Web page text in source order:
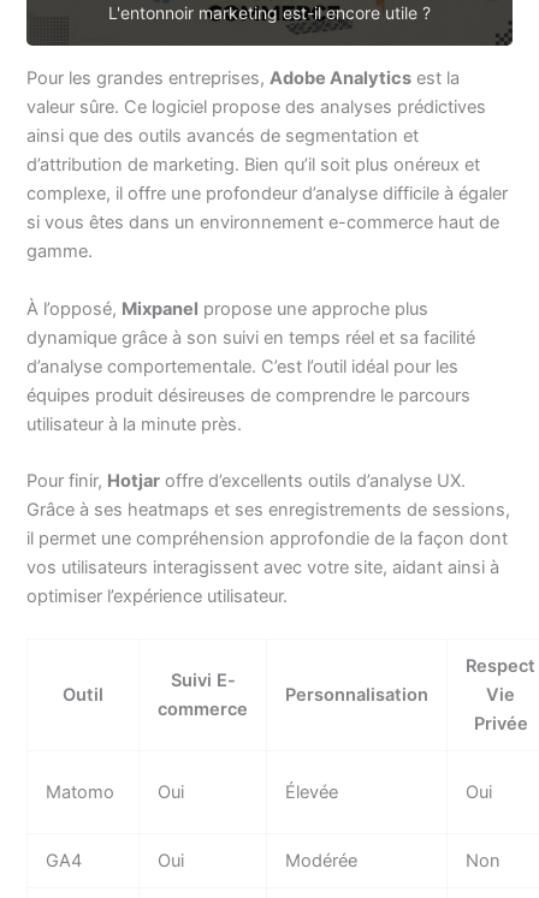
L'entonnoir marketing est-il encore utile ?
Pour les grandes entreprises,Adobe Analytics est la
valeur sûre. Ce logiciel propose des analyses prédictives
ainsi que des outils avancés de segmentation et
d’attribution de marketing. Bien qu’il soit plus onéreux et
complexe, il offre une profondeur d’analyse difficile à égaler
si vous êtes dans un environnement e-commerce haut de
gamme.
À l’opposé, Mixpanel propose une approche plus
dynamique grâce à son suivi en temps réel et sa facilité
d’analyse comportementale. C’est l’outil idéal pour les
équipes produit désireuses de comprendre le parcours
utilisateur à la minute près.
Pour finir, Hotjar offre d’excellents outils d’analyse UX.
Grâce à ses heatmaps et ses enregistrements de sessions,
il permet une compréhension approfondie de la façon dont
vos utilisateurs interagissent avec votre site, aidant ainsi à
optimiser l’expérience utilisateur.
Outil
Suivi E-
commerce
Personnalisation
Respect
Vie
Privée
Matomo Oui Élevée Oui
GA4 Oui Modérée Non